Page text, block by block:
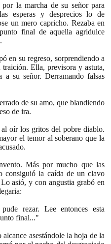
la marcha de su señor para
esperas y desprecios lo de
un mero capricho. Rezaba en
final de aquella agridulce
en su regreso, sorprendiendo a
Ella, previsora y astuta,
su señor. Derramando falsas
de su amo, que blandiendo
de ira.
oír los gritos del pobre diablo.
el temor al soberano que la
Más por mucho que las
consiguió la caída de un clavo
asió, y con angustia grabó en
rezar. Lee entonces esta
final..."
asestándole la hoja de la